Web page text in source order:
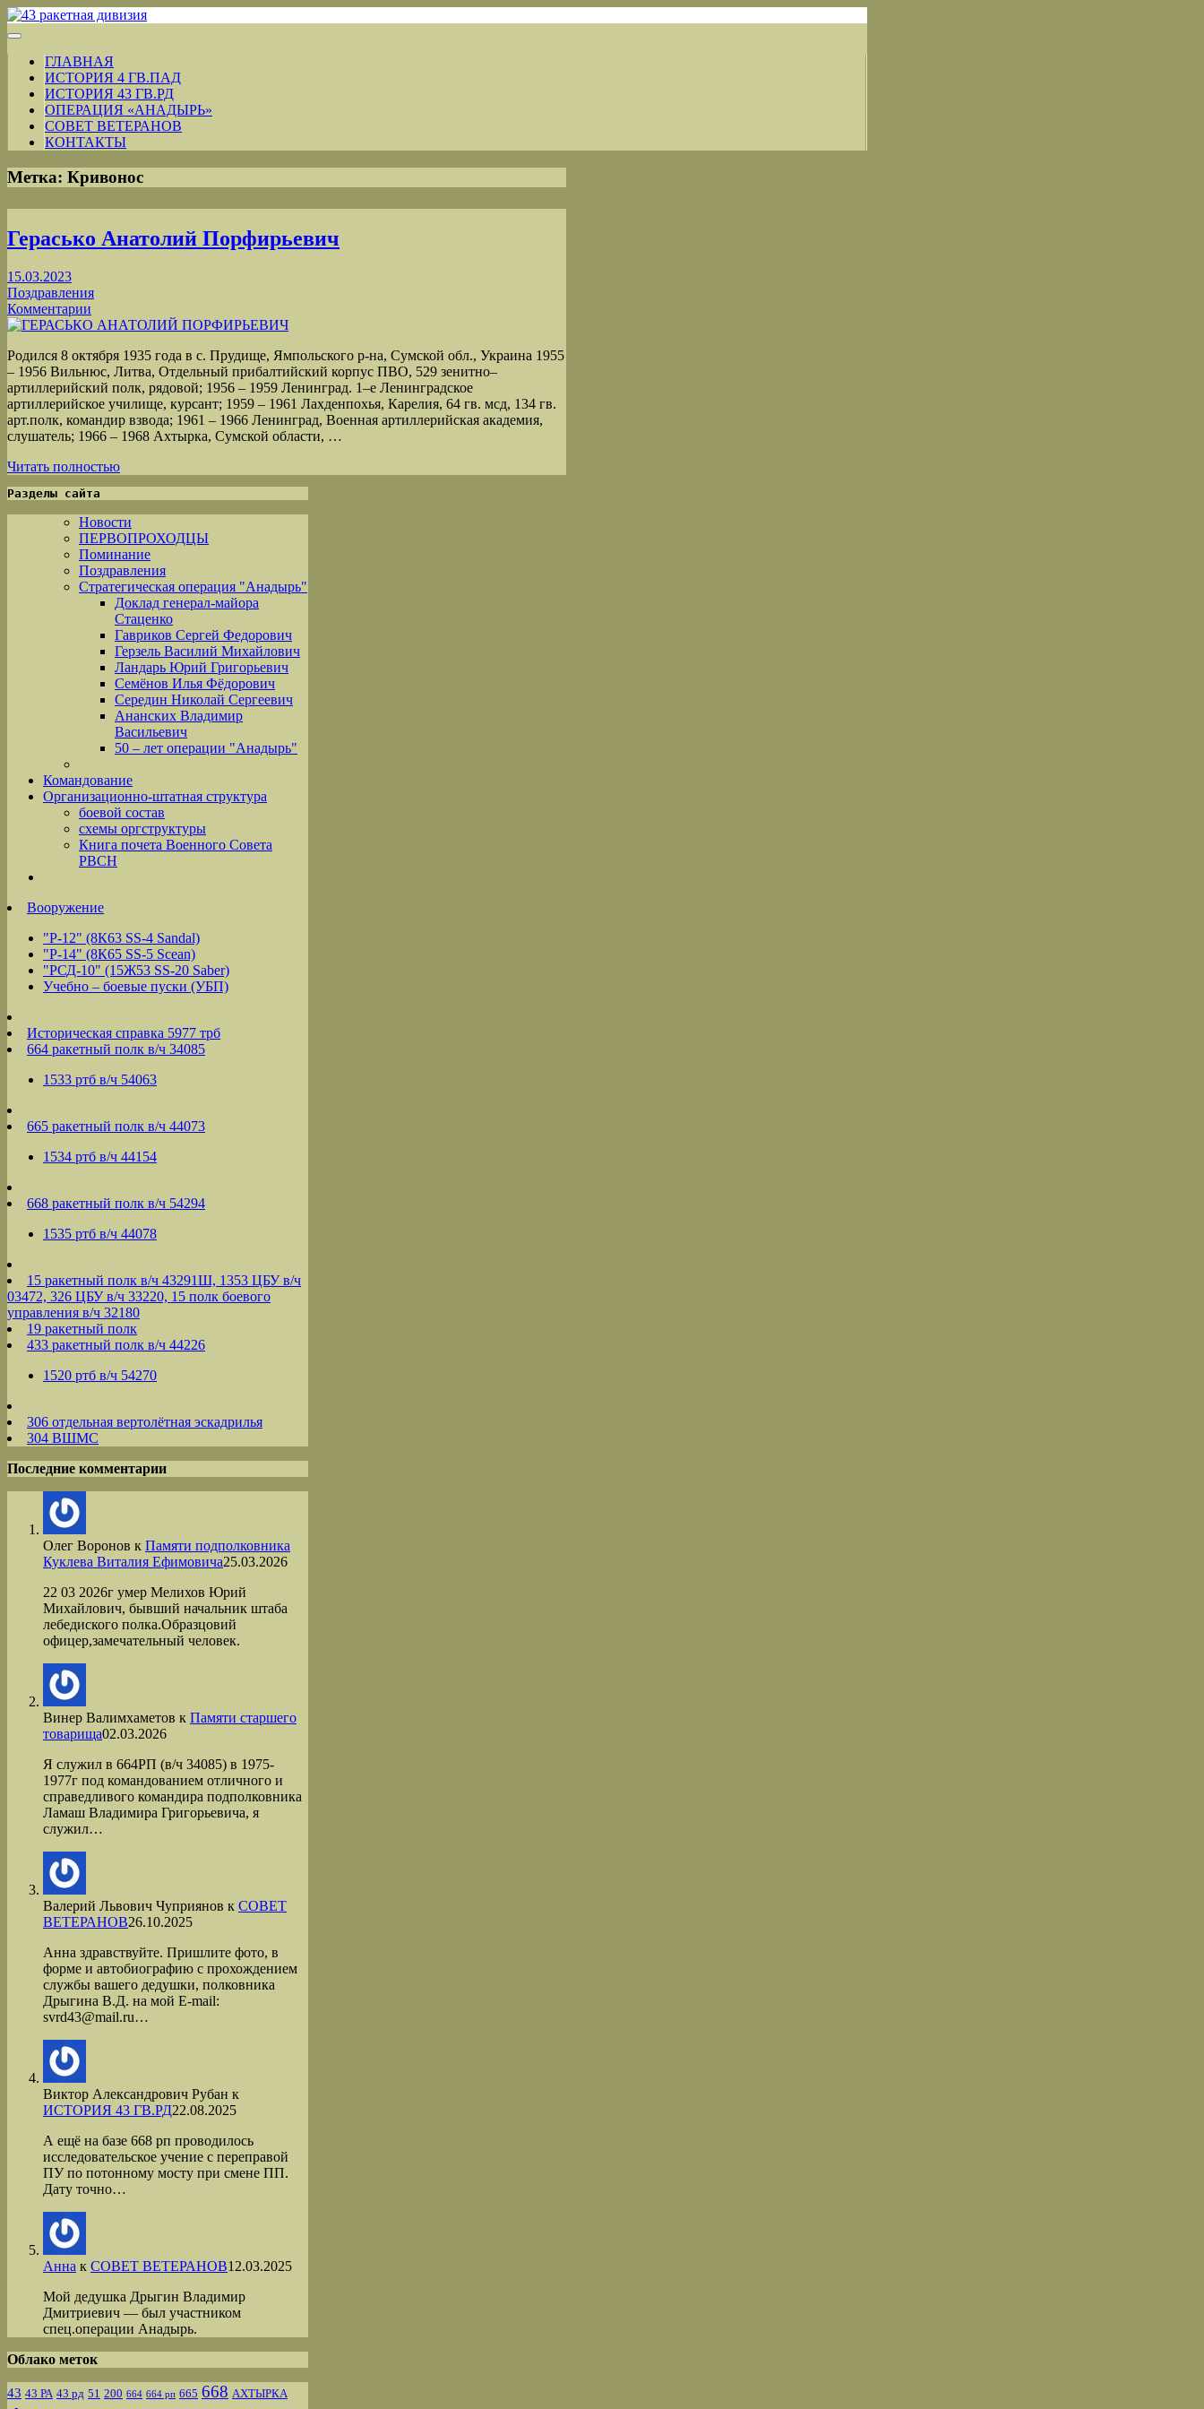
ГЛАВНАЯ
ИСТОРИЯ 4 ГВ.ПАД
ИСТОРИЯ 43 ГВ.РД
ОПЕРАЦИЯ «АНАДЫРЬ»
СОВЕТ ВЕТЕРАНОВ
КОНТАКТЫ
Метка: Кривонос
Герасько Анатолий Порфирьевич
15.03.2023
Поздравления
Комментарии
Родился 8 октября 1935 года в с. Прудище, Ямпольского р-на, Сумской обл., Украина 1955
– 1956 Вильнюс, Литва, Отдельный прибалтийский корпус ПВО, 529 зенитно–
артиллерийский полк, рядовой; 1956 – 1959 Ленинград. 1–е Ленинградское
артиллерийское училище, курсант; 1959 – 1961 Лахденпохья, Карелия, 64 гв. мсд, 134 гв.
арт.полк, командир взвода; 1961 – 1966 Ленинград, Военная артиллерийская академия,
слушатель; 1966 – 1968 Ахтырка, Сумской области, …
Читать полностью
Разделы сайта
Новости
ПЕРВОПРОХОДЦЫ
Поминание
Поздравления
Стратегическая операция "Анадырь"
Доклад генерал-майора
Стаценко
Гавриков Сергей Федорович
Герзель Василий Михайлович
Ландарь Юрий Григорьевич
Семёнов Илья Фёдорович
Середин Николай Сергеевич
Ананских Владимир
Васильевич
50 – лет операции "Анадырь"
Командование
Организационно-штатная структура
боевой состав
схемы оргструктуры
Книга почета Военного Совета
РВСН
Вооружение
"Р-12" (8К63 SS-4 Sandal)
"Р-14" (8К65 SS-5 Scean)
"РСД-10" (15Ж53 SS-20 Saber)
Учебно – боевые пуски (УБП)
Историческая справка 5977 трб
664 ракетный полк в/ч 34085
1533 ртб в/ч 54063
665 ракетный полк в/ч 44073
1534 ртб в/ч 44154
668 ракетный полк в/ч 54294
1535 ртб в/ч 44078
15 ракетный полк в/ч 43291Ш, 1353 ЦБУ в/ч
03472, 326 ЦБУ в/ч 33220, 15 полк боевого
управления в/ч 32180
19 ракетный полк
433 ракетный полк в/ч 44226
1520 ртб в/ч 54270
306 отдельная вертолётная эскадрилья
304 ВШМС
Последние комментарии
Олег Воронов к Памяти подполковника
Куклева Виталия Ефимовича25.03.2026
22 03 2026г умер Мелихов Юрий
Михайлович, бывший начальник штаба
лебедиского полка.Образцовий
офицер,замечательный человек.
Винер Валимхаметов к Памяти старшего
товарища02.03.2026
Я служил в 664РП (в/ч 34085) в 1975-
1977г под командованием отличного и
справедливого командира подполковника
Ламаш Владимира Григорьевича, я
служил…
Валерий Львович Чуприянов к СОВЕТ
ВЕТЕРАНОВ26.10.2025
Анна здравствуйте. Пришлите фото, в
форме и автобиографию с прохождением
службы вашего дедушки, полковника
Дрыгина В.Д. на мой Е-mail:
svrd43@mail.ru…
Виктор Александрович Рубан к
ИСТОРИЯ 43 ГВ.РД22.08.2025
А ещё на базе 668 рп проводилось
исследовательское учение с переправой
ПУ по потонному мосту при смене ПП.
Дату точно…
Анна к СОВЕТ ВЕТЕРАНОВ12.03.2025
Мой дедушка Дрыгин Владимир
Дмитриевич — был участником
спец.операции Анадырь.
Облако меток
43 43 РА 43 рд 51 200 664 664 рп 665 668 АХТЫРКА